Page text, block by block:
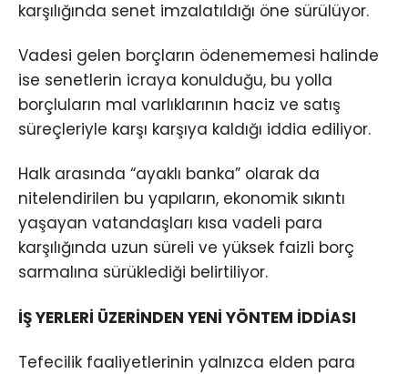
karşılığında senet imzalatıldığı öne sürülüyor.
Vadesi gelen borçların ödenememesi halinde
ise senetlerin icraya konulduğu, bu yolla
borçluların mal varlıklarının haciz ve satış
süreçleriyle karşı karşıya kaldığı iddia ediliyor.
Halk arasında “ayaklı banka” olarak da
nitelendirilen bu yapıların, ekonomik sıkıntı
yaşayan vatandaşları kısa vadeli para
karşılığında uzun süreli ve yüksek faizli borç
sarmalına sürüklediği belirtiliyor.
İŞ YERLERİ ÜZERİNDEN YENİ YÖNTEM İDDİASI
Tefecilik faaliyetlerinin yalnızca elden para